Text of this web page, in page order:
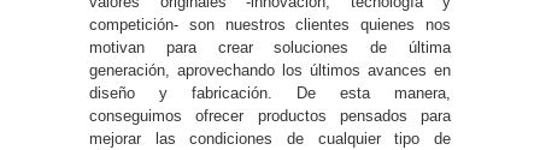
competición- son nuestros clientes quienes nos
motivan para crear soluciones de última
generación, aprovechando los últimos avances en
diseño y fabricación. De esta manera,
conseguimos ofrecer productos pensados para
mejorar las condiciones de cualquier tipo de